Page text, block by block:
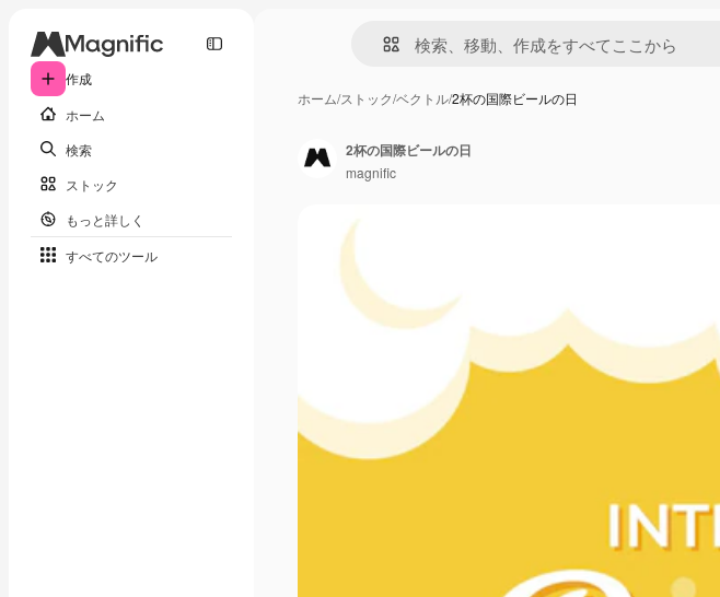
作成
ホーム
検索
ストック
もっと詳しく
すべてのツール
ホーム/ストック/ベクトル/2杯の国際ビールの日
2杯の国際ビールの日
magnific